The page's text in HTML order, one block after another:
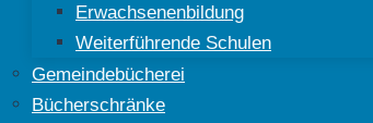
Erwachsenenbildung
Weiterführende Schulen
Gemeindebücherei
Bücherschränke